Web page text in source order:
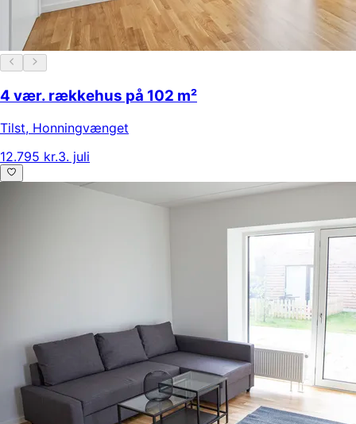
4 vær. rækkehus på 102 m²
Tilst, Honningvænget
12.795 kr.3. juli